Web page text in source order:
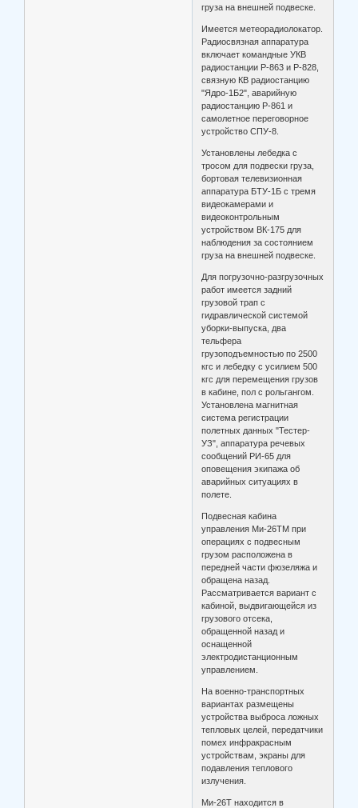
груза на внешней подвеске.
Имеется метеорадиолокатор.
Радиосвязная аппаратура
включает командные УКВ
радиостанции Р-863 и Р-828,
связную КВ радиостанцию
"Ядро-1Б2", аварийную
радиостанцию Р-861 и
самолетное переговорное
устройство СПУ-8.
Установлены лебедка с
тросом для подвески груза,
бортовая телевизионная
аппаратура БТУ-1Б с тремя
видеокамерами и
видеоконтрольным
устройством ВК-175 для
наблюдения за состоянием
груза на внешней подвеске.
Для погрузочно-разгрузочных
работ имеется задний
грузовой трап с
гидравлической системой
уборки-выпуска, два
тельфера
грузоподъемностью по 2500
кгс и лебедку с усилием 500
кгс для перемещения грузов
в кабине, пол с рольгангом.
Установлена магнитная
система регистрации
полетных данных "Тестер-
УЗ", аппаратура речевых
сообщений РИ-65 для
оповещения экипажа об
аварийных ситуациях в
полете.
Подвесная кабина
управления Ми-26ТМ при
операциях с подвесным
грузом расположена в
передней части фюзеляжа и
обращена назад.
Рассматривается вариант с
кабиной, выдвигающейся из
грузового отсека,
обращенной назад и
оснащенной
электродистанционным
управлением.
На военно-транспортных
вариантах размещены
устройства выброса ложных
тепловых целей, передатчики
помех инфракрасным
устройствам, экраны для
подавления теплового
излучения.
Ми-26Т находится в